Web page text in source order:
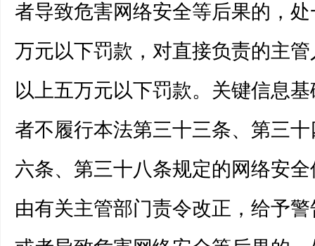
者导致危害网络安全等后果的，
万元以下罚款，对直接负责的主
以上五万元以下罚款。关键信息
者不履行本法第三十三条、第三
六条、第三十八条规定的网络安
由有关主管部门责令改正，给予